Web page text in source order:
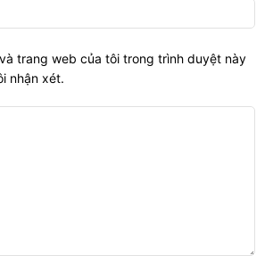
trang web của tôi trong trình duyệt này
nhận xét.